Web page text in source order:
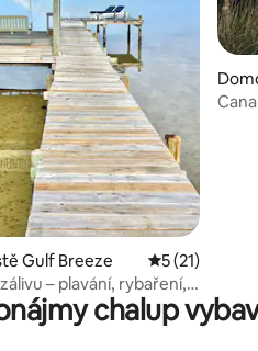
31 hodnocení
Gulf Breeze Průměrné
5 (21)
– plavání, rybaření,
ze
chalup